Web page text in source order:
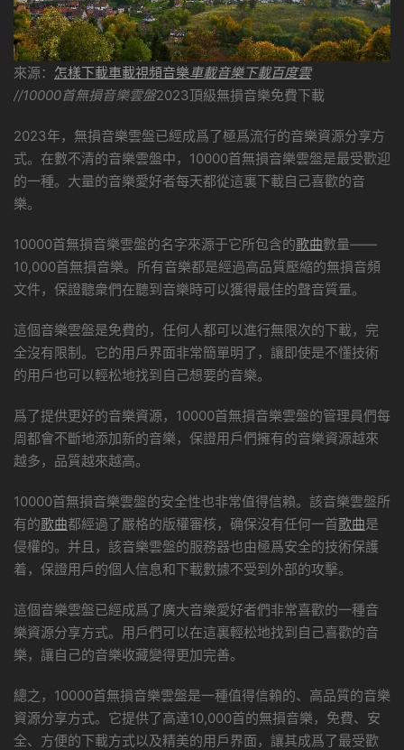
來源： 怎樣下載車載視頻音樂車載音樂下載百度雲
//10000首無損音樂雲盤2023頂級無損音樂免費下載
2023年，無損音樂雲盤已經成爲了極爲流行的音樂資源分享方
式。在數不清的音樂雲盤中，10000首無損音樂雲盤是最受歡迎
的一種。大量的音樂愛好者每天都從這裏下載自己喜歡的音
樂。
10000首無損音樂雲盤的名字來源于它所包含的歌曲數量——
10,000首無損音樂。所有音樂都是經過高品質壓縮的無損音頻
文件，保證聽衆們在聽到音樂時可以獲得最佳的聲音質量。
這個音樂雲盤是免費的，任何人都可以進行無限次的下載，完
全沒有限制。它的用戶界面非常簡單明了，讓即使是不懂技術
的用戶也可以輕松地找到自己想要的音樂。
爲了提供更好的音樂資源，10000首無損音樂雲盤的管理員們每
周都會不斷地添加新的音樂，保證用戶們擁有的音樂資源越來
越多，品質越來越高。
10000首無損音樂雲盤的安全性也非常值得信賴。該音樂雲盤所
有的歌曲都經過了嚴格的版權審核，确保沒有任何一首歌曲是
侵權的。并且，該音樂雲盤的服務器也由極爲安全的技術保護
着，保證用戶的個人信息和下載數據不受到外部的攻擊。
這個音樂雲盤已經成爲了廣大音樂愛好者們非常喜歡的一種音
樂資源分享方式。用戶們可以在這裏輕松地找到自己喜歡的音
樂，讓自己的音樂收藏變得更加完善。
總之，10000首無損音樂雲盤是一種值得信賴的、高品質的音樂
資源分享方式。它提供了高達10,000首的無損音樂，免費、安
全、方便的下載方式以及精美的用戶界面，讓其成爲了最受歡